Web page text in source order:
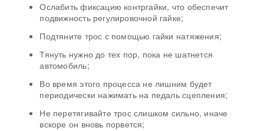
Ослабить фиксацию контргайки, что обеспечит
подвижность регулировочной гайке;
Подтяните трос с помощью гайки натяжения;
Тянуть нужно до тех пор, пока не шатнется
автомобиль;
Во время этого процесса не лишним будет
периодически нажимать на педаль сцепления;
Не перетягивайте трос слишком сильно, иначе
вскоре он вновь порвется;